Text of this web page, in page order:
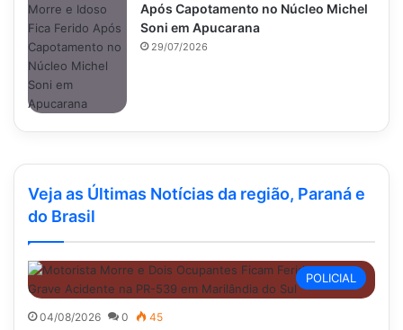
Veja as Últimas Notícias da região, Paraná e
do Brasil
POLICIAL
04/08/2026 0 45
Após Capotamento no Núcleo Michel
Soni em Apucarana
29/07/2026